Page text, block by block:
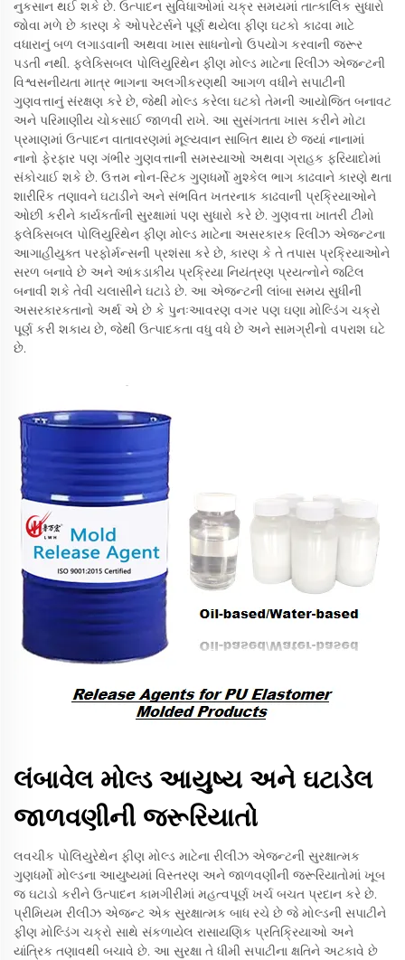
નુકસાન થઈ શકે છે. ઉત્પાદન સુવિધાઓમાં ચક્ર સમયમાં તાત્કાલિક સુધારો
જોવા મળે છે કારણ કે ઓપરેટર્સને પૂર્ણ થયેલા ફીણ ઘટકો કાઢવા માટે
વધારાનું બળ લગાડવાની અથવા ખાસ સાધનોનો ઉપયોગ કરવાની જરૂર
પડતી નથી. ફ્લેક્સિબલ પોલિયુરિથેન ફીણ મોલ્ડ માટેના રિલીઝ એજન્ટની
વિશ્વસનીયતા માત્ર ભાગના અલગીકરણથી આગળ વધીને સપાટીની
ગુણવત્તાનું સંરક્ષણ કરે છે, જેથી મોલ્ડ કરેલા ઘટકો તેમની આયોજિત બનાવટ
અને પરિમાણીય ચોકસાઈ જાળવી રાખે. આ સુસંગતતા ખાસ કરીને મોટા
પ્રમાણમાં ઉત્પાદન વાતાવરણમાં મૂલ્યવાન સાબિત થાય છે જ્યાં નાનામાં
નાનો ફેરફાર પણ ગંભીર ગુણવત્તાની સમસ્યાઓ અથવા ગ્રાહક ફરિયાદોમાં
સંકોચાઈ શકે છે. ઉત્તમ નોન-સ્ટિક ગુણધર્મો મુશ્કેલ ભાગ કાઢવાને કારણે થતા
શારીરિક તણાવને ઘટાડીને અને સંભવિત ખતરનાક કાઢવાની પ્રક્રિયાઓને
ઓછી કરીને કાર્યકર્તાની સુરક્ષામાં પણ સુધારો કરે છે. ગુણવત્તા ખાતરી ટીમો
ફ્લેક્સિબલ પોલિયુરિથેન ફીણ મોલ્ડ માટેના અસરકારક રિલીઝ એજન્ટના
આગાહીયુક્ત પરફોર્મન્સની પ્રશંસા કરે છે, કારણ કે તે તપાસ પ્રક્રિયાઓને
સરળ બનાવે છે અને આંકડાકીય પ્રક્રિયા નિયંત્રણ પ્રયત્નોને જટિલ
બનાવી શકે તેવી ચલાસીને ઘટાડે છે. આ એજન્ટની લાંબા સમય સુધીની
અસરકારકતાનો અર્થ એ છે કે પુનઃઆવરણ વગર પણ ઘણા મોલ્ડિંગ ચક્રો
પૂર્ણ કરી શકાય છે, જેથી ઉત્પાદકતા વધુ વધે છે અને સામગ્રીનો વપરાશ ઘટે
છે.
લંબાવેલ મોલ્ડ આયુષ્ય અને ઘટાડેલ
જાળવણીની જરૂરિયાતો
લવચીક પોલિયુરેથેન ફીણ મોલ્ડ માટેના રીલીઝ એજન્ટની સુરક્ષાત્મક
ગુણધર્મો મોલ્ડના આયુષ્યમાં વિસ્તરણ અને જાળવણીની જરૂરિયાતોમાં ખૂબ
જ ઘટાડો કરીને ઉત્પાદન કામગીરીમાં મહત્વપૂર્ણ ખર્ચ બચત પ્રદાન કરે છે.
પ્રીમિયમ રીલીઝ એજન્ટ એક સુરક્ષાત્મક બાધ રચે છે જે મોલ્ડની સપાટીને
ફીણ મોલ્ડિંગ ચક્રો સાથે સંકળાયેલ રાસાયણિક પ્રતિક્રિયાઓ અને
યાંત્રિક તણાવથી બચાવે છે. આ સુરક્ષા તે ધીમી સપાટીના ક્ષતિને અટકાવે છે